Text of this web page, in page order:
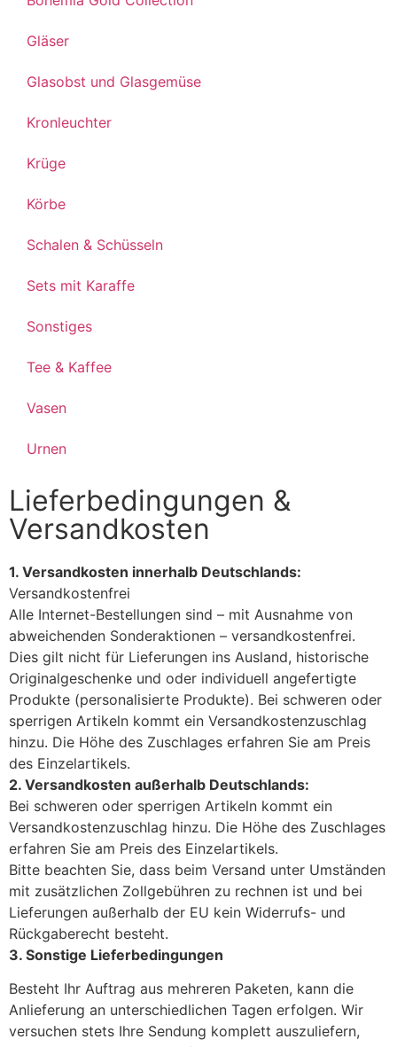
Gläser
Glasobst und Glasgemüse
Kronleuchter
Krüge
Körbe
Schalen & Schüsseln
Sets mit Karaffe
Sonstiges
Tee & Kaffee
Vasen
Urnen
Lieferbedingungen &
Versandkosten
1. Versandkosten innerhalb Deutschlands:
Versandkostenfrei
Alle Internet-Bestellungen sind – mit Ausnahme von
abweichenden Sonderaktionen – versandkostenfrei.
Dies gilt nicht für Lieferungen ins Ausland, historische
Originalgeschenke und oder individuell angefertigte
Produkte (personalisierte Produkte). Bei schweren oder
sperrigen Artikeln kommt ein Versandkostenzuschlag
hinzu. Die Höhe des Zuschlages erfahren Sie am Preis
des Einzelartikels.
2. Versandkosten außerhalb Deutschlands:
Bei schweren oder sperrigen Artikeln kommt ein
Versandkostenzuschlag hinzu. Die Höhe des Zuschlages
erfahren Sie am Preis des Einzelartikels.
Bitte beachten Sie, dass beim Versand unter Umständen
mit zusätzlichen Zollgebühren zu rechnen ist und bei
Lieferungen außerhalb der EU kein Widerrufs- und
Rückgaberecht besteht.
3. Sonstige Lieferbedingungen
Besteht Ihr Auftrag aus mehreren Paketen, kann die
Anlieferung an unterschiedlichen Tagen erfolgen. Wir
versuchen stets Ihre Sendung komplett auszuliefern,